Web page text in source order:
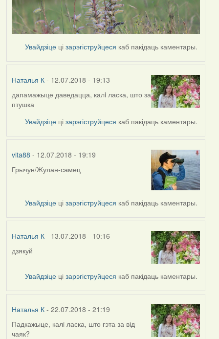
Увайдзіце цізарэгіструйцеся каб пакідаць каментары.
Наталья К- 12.07.2018 - 19:13
дапамажыце даведацца, калi ласка, што за
птушка
Увайдзіце цізарэгіструйцеся каб пакідаць каментары.
vita88 - 12.07.2018 - 19:19
Грычун/Жулан-самец
Увайдзіце цізарэгіструйцеся каб пакідаць каментары.
Наталья К- 13.07.2018 - 10:16
дзякуй
Увайдзіце цізарэгіструйцеся каб пакідаць каментары.
Наталья К- 22.07.2018 - 21:19
Падкажыце, калi ласка, што гэта за вiд
чаяк?